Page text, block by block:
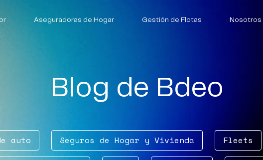
Aseguradoras de Hogar Gestión de Flotas Nosotros
Blog de Bdeo
auto Seguros de Hogar y Vivienda Fleets